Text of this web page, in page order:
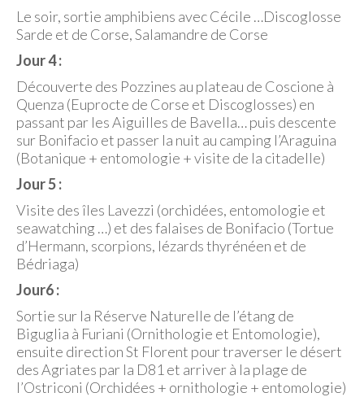
Le soir, sortie amphibiens avec Cécile …Discoglosse
Sarde et de Corse, Salamandre de Corse
Jour 4 :
Découverte des Pozzines au plateau de Coscione à
Quenza (Euprocte de Corse et Discoglosses) en
passant par les Aiguilles de Bavella… puis descente
sur Bonifacio et passer la nuit au camping l’Araguina
(Botanique + entomologie + visite de la citadelle)
Jour 5 :
Visite des îles Lavezzi (orchidées, entomologie et
seawatching …) et des falaises de Bonifacio (Tortue
d’Hermann, scorpions, lézards thyrénéen et de
Bédriaga)
Jour6 :
Sortie sur la Réserve Naturelle de l’étang de
Biguglia à Furiani (Ornithologie et Entomologie),
ensuite direction St Florent pour traverser le désert
des Agriates par la D81 et arriver à la plage de
l’Ostriconi (Orchidées + ornithologie + entomologie)